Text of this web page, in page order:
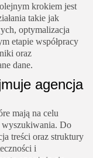
krokiem jest
takie jak
optymalizacja
etapie współpracy
oraz
dane.
agencja
mają na celu
Do
treści oraz struktury
i